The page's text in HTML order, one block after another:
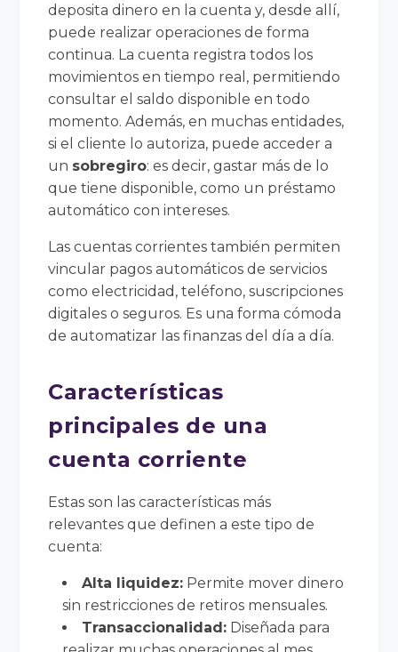
deposita dinero en la cuenta y, desde allí,
puede realizar operaciones de forma
continua. La cuenta registra todos los
movimientos en tiempo real, permitiendo
consultar el saldo disponible en todo
momento. Además, en muchas entidades,
si el cliente lo autoriza, puede acceder a
un sobregiro: es decir, gastar más de lo
que tiene disponible, como un préstamo
automático con intereses.
Las cuentas corrientes también permiten
vincular pagos automáticos de servicios
como electricidad, teléfono, suscripciones
digitales o seguros. Es una forma cómoda
de automatizar las finanzas del día a día.
Características
principales de una
cuenta corriente
Estas son las características más
relevantes que definen a este tipo de
cuenta:
Alta liquidez: Permite mover dinero
sin restricciones de retiros mensuales.
Transaccionalidad: Diseñada para